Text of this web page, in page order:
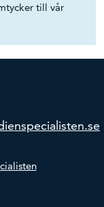
till vår